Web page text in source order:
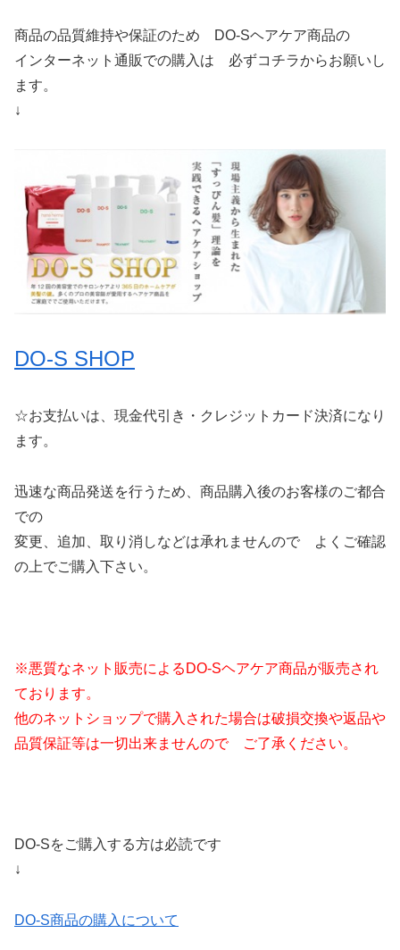
商品の品質維持や保証のため DO-Sヘアケア商品の
インターネット通販での購入は 必ずコチラからお願いし
ます。
↓
DO-S SHOP
☆お支払いは、現金代引き・クレジットカード決済になり
ます。
迅速な商品発送を行うため、商品購入後のお客様のご都合
での
変更、追加、取り消しなどは承れませんので よくご確認
の上でご購入下さい。
※悪質なネット販売によるDO-Sヘアケア商品が販売され
ております。
他のネットショップで購入された場合は破損交換や返品や
品質保証等は一切出来ませんので ご了承ください。
DO-Sをご購入する方は必読です
↓
DO-S商品の購入について